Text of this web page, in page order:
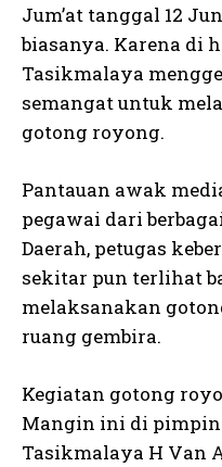
Jum’at tanggal 12
biasanya. Karena di
Tasikmalaya
semangat untuk
gotong royong.
Pantauan awak
pegawai dari
Daerah, petugas
sekitar pun terlihat
melaksanakan
ruang gembira.
Kegiatan gotong
Mangin ini di pimpin
Tasikmalaya H Van